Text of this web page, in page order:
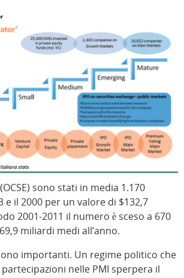
sono stati in media 1.170
e il 2000 per un valore di $132,7
2001-2011 il numero è sceso a 670
miliardi medi all’anno.
importanti. Un regime politico che
nelle PMI sperpera il